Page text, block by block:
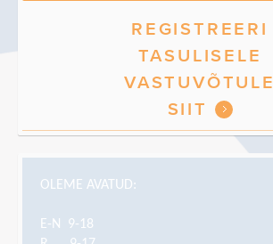
REGISTREERI
TASULISELE
VASTUVÕTULE
SIIT
OLEME AVATUD:
E-N 9-18